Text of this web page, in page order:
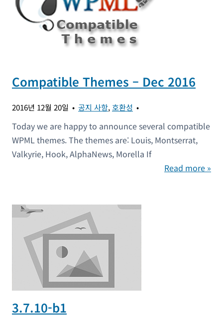
Compatible Themes – Dec 2016
2016년 12월 20일 공지 사항,호환성
Today we are happy to announce several compatible
WPML themes. The themes are: Louis, Montserrat,
Valkyrie, Hook, AlphaNews, Morella If
Read more »
3.7.10-b1